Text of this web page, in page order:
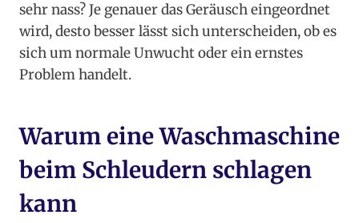
sehr nass? Je genauer das Geräusch eingeordnet
wird, desto besser lässt sich unterscheiden, ob es
sich um normale Unwucht oder ein ernstes
Problem handelt.
Warum eine Waschmaschine
beim Schleudern schlagen
kann